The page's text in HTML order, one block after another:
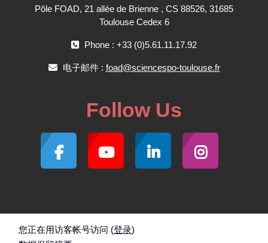
Pôle FOAD, 21 allée de Brienne , CS 88526, 31685
Toulouse Cedex 6
Phone : +33 (0)5.61.11.17.92
电子邮件 : foad@sciencespo-toulouse.fr
Follow Us
您正在用访客帐号访问 (登录)